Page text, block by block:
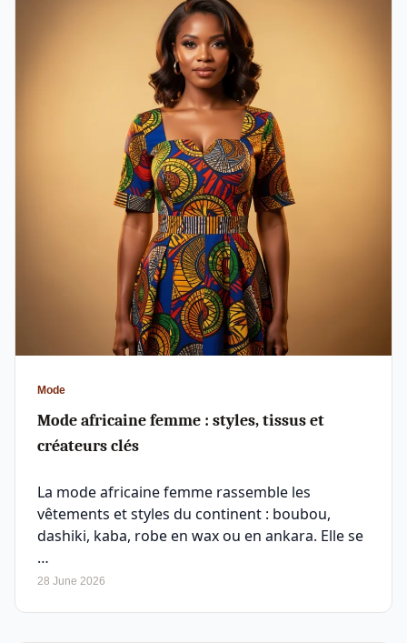
Mode
Mode africaine femme : styles, tissus et
créateurs clés
La mode africaine femme rassemble les
vêtements et styles du continent : boubou,
dashiki, kaba, robe en wax ou en ankara. Elle se
…
28 June 2026